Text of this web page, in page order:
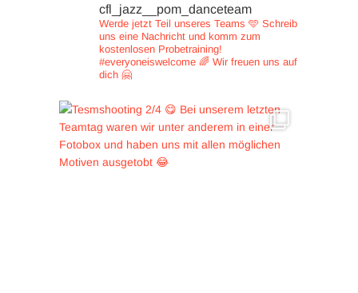
cfl_jazz__pom_danceteam
Werde jetzt Teil unseres Teams 🩵 Schreib
uns eine Nachricht und komm zum
kostenlosen Probetraining!
#everyoneiswelcome 🌈 Wir freuen uns auf
dich 🤗